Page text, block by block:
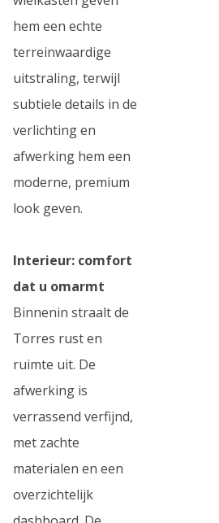
hem een echte
terreinwaardige
uitstraling, terwijl
subtiele details in de
verlichting en
afwerking hem een
moderne, premium
look geven.
Interieur: comfort
dat u omarmt
Binnenin straalt de
Torres rust en
ruimte uit. De
afwerking is
verrassend verfijnd,
met zachte
materialen en een
overzichtelijk